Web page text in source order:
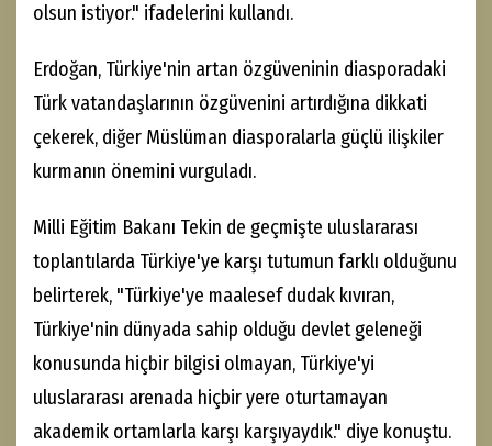
olsun istiyor." ifadelerini kullandı.
Erdoğan, Türkiye'nin artan özgüveninin diasporadaki
Türk vatandaşlarının özgüvenini artırdığına dikkati
çekerek, diğer Müslüman diasporalarla güçlü ilişkiler
kurmanın önemini vurguladı.
Milli Eğitim Bakanı Tekin de geçmişte uluslararası
toplantılarda Türkiye'ye karşı tutumun farklı olduğunu
belirterek, "Türkiye'ye maalesef dudak kıvıran,
Türkiye'nin dünyada sahip olduğu devlet geleneği
konusunda hiçbir bilgisi olmayan, Türkiye'yi
uluslararası arenada hiçbir yere oturtamayan
akademik ortamlarla karşı karşıyaydık." diye konuştu.